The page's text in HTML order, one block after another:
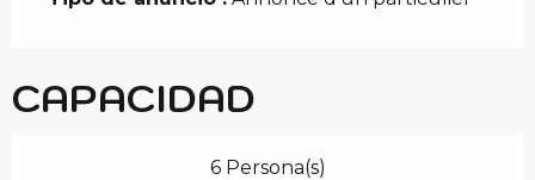
CAPACIDAD
6 Persona(s)